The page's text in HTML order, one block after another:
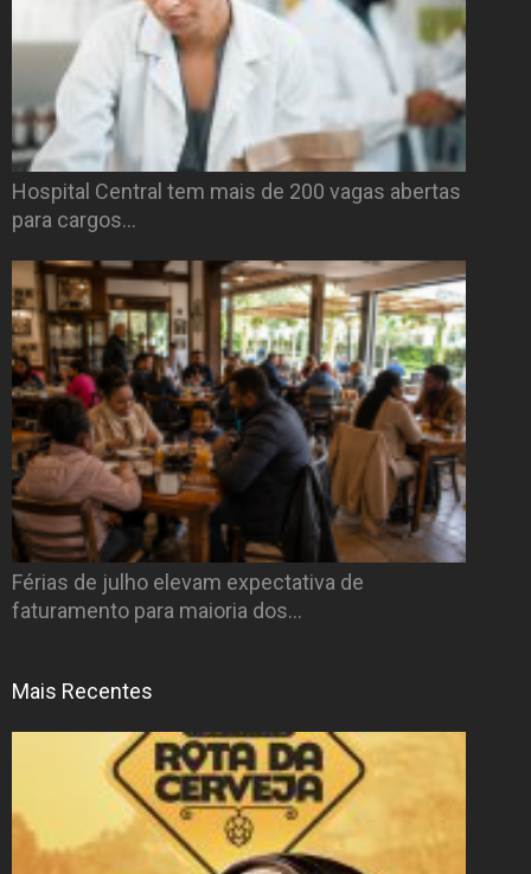
Hospital Central tem mais de 200 vagas abertas
para cargos…
Férias de julho elevam expectativa de
faturamento para maioria dos…
Mais Recentes